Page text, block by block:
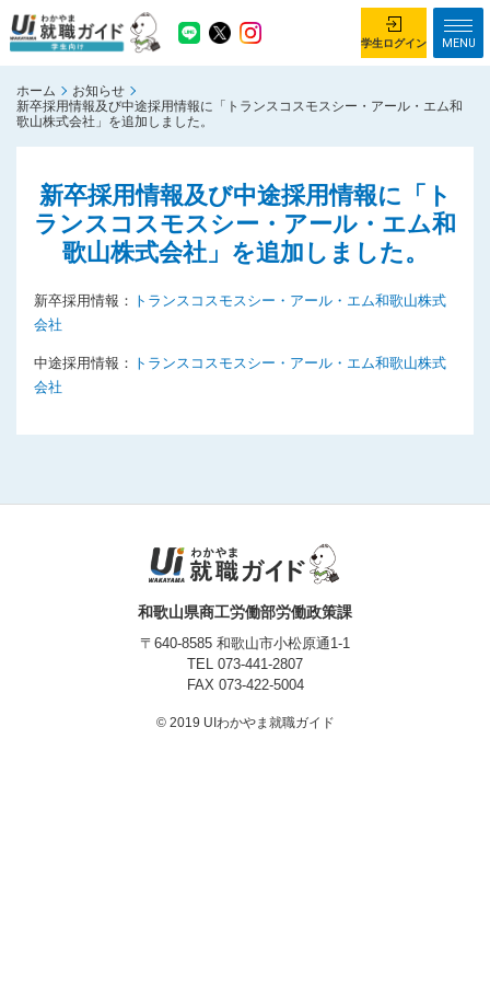
学生ログイン
がっつり就業体験コース ちょこっと仕事体験コース
イベント情報 はじめて利用する方へ
お知らせ
がっつり就業体験コース トップ
お問い合わせ
学生ログイン MENU
ホーム
お知らせ
新卒採用情報及び中途採用情報に「トランスコスモスシー・アール・エム和
歌山株式会社」を追加しました。
新卒採用情報及び中途採用情報に「ト
ランスコスモスシー・アール・エム和
歌山株式会社」を追加しました。
新卒採用情報： トランスコスモスシー・アール・エム和歌山株式
会社
中途採用情報： トランスコスモスシー・アール・エム和歌山株式
会社
和歌山県商工労働部労働政策課
〒640-8585 和歌山市小松原通1-1
TEL 073-441-2807
FAX 073-422-5004
© 2019 UIわかやま就職ガイド